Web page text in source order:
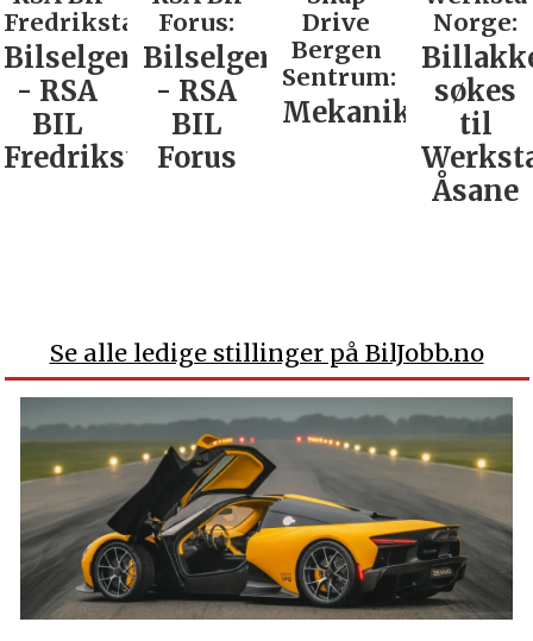
Fredrikstad:
Bilselger
- RSA
BIL
Fredrikstad
Forus:
Bilselger
- RSA
BIL
Forus
Drive
Bergen
Sentrum:
Mekaniker
Norge:
søkes
til
Åsane
Se alle ledige stillinger på BilJobb.no